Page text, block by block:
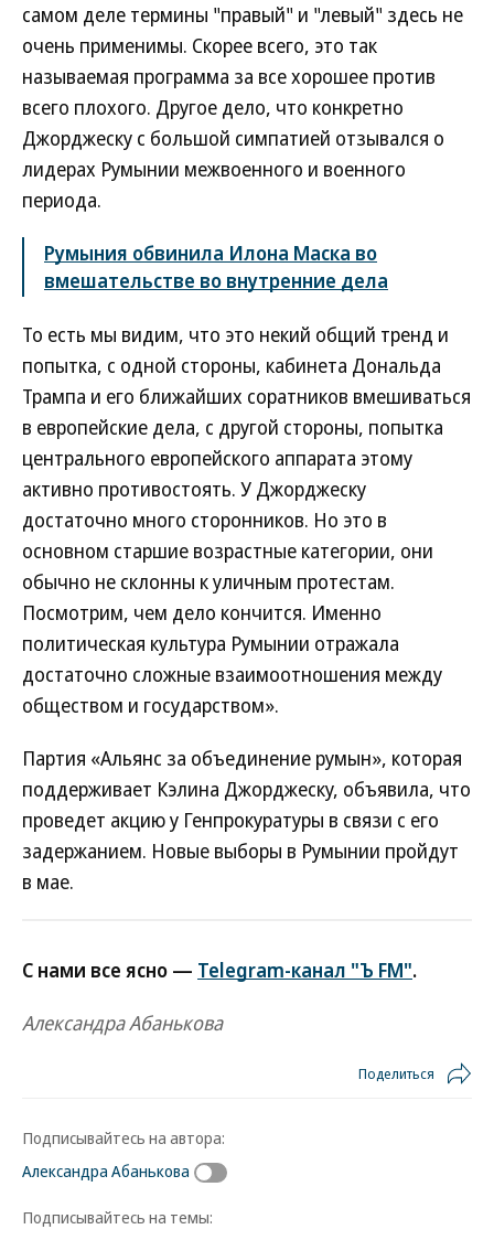
самом деле термины "правый" и "левый" здесь не
очень применимы. Скорее всего, это так
называемая программа за все хорошее против
всего плохого. Другое дело, что конкретно
Джорджеску с большой симпатией отзывался о
лидерах Румынии межвоенного и военного
периода.
Румыния обвинила Илона Маска во
вмешательстве во внутренние дела
То есть мы видим, что это некий общий тренд и
попытка, с одной стороны, кабинета Дональда
Трампа и его ближайших соратников вмешиваться
в европейские дела, с другой стороны, попытка
центрального европейского аппарата этому
активно противостоять. У Джорджеску
достаточно много сторонников. Но это в
основном старшие возрастные категории, они
обычно не склонны к уличным протестам.
Посмотрим, чем дело кончится. Именно
политическая культура Румынии отражала
достаточно сложные взаимоотношения между
обществом и государством».
Партия «Альянс за объединение румын», которая
поддерживает Кэлина Джорджеску, объявила, что
проведет акцию у Генпрокуратуры в связи с его
задержанием. Новые выборы в Румынии пройдут
в мае.
С нами все ясно — Telegram-канал "Ъ FM".
Александра Абанькова
Поделиться
Подписывайтесь на автора:
Александра Абанькова
Подписывайтесь на темы: